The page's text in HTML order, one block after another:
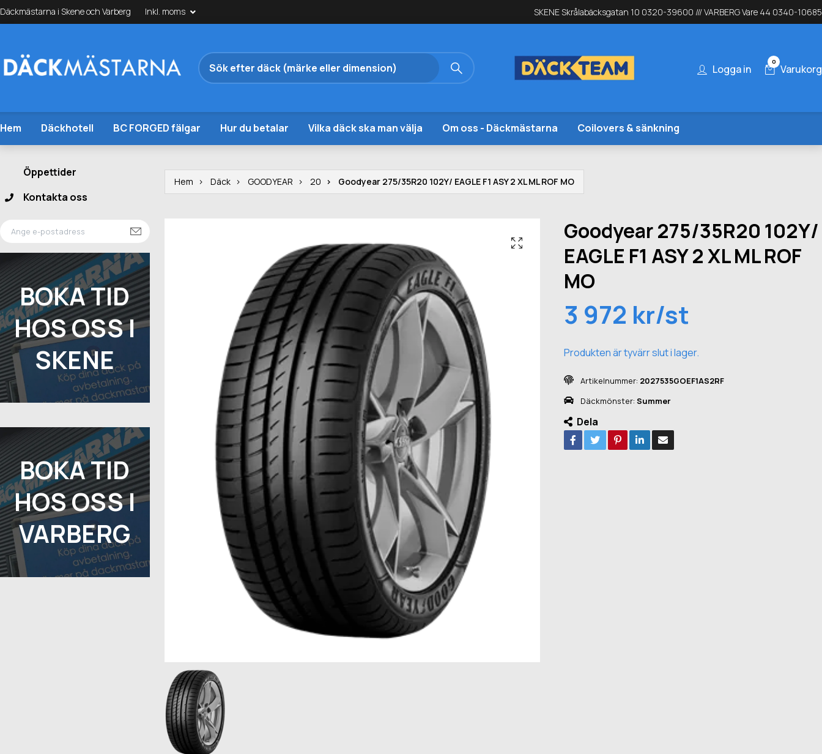
Däckmästarna i Skene och Varberg Inkl. moms SKENE Skrålabäcksgatan 10 0320-39600 /// VARBERG Vare 44 0340-10685
Logga in
0
Varukorg
Hem Däckhotell BC FORGED fälgar Hur du betalar Vilka däck ska man välja Om oss - Däckmästarna Coilovers & sänkning
Öppettider
Kontakta oss
BOKA TID
HOS OSS I
SKENE
BOKA TID
HOS OSS I
VARBERG
Hem Däck GOODYEAR 20 Goodyear 275/35R20 102Y/ EAGLE F1 ASY 2 XL ML ROF MO
Goodyear 275/35R20 102Y/
EAGLE F1 ASY 2 XL ML ROF
MO
3 972 kr/st
Produkten är tyvärr slut i lager.
Artikelnummer: 2027535GOEF1AS2RF
Däckmönster: Summer
Dela